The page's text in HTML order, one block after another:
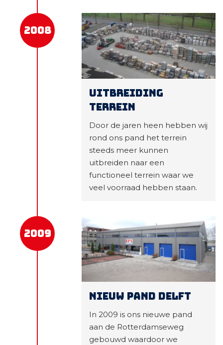
2008
Uitbreiding
terrein
Door de jaren heen hebben wij
rond ons pand het terrein
steeds meer kunnen
uitbreiden naar een
functioneel terrein waar we
veel voorraad hebben staan.
2009
Nieuw pand Delft
In 2009 is ons nieuwe pand
aan de Rotterdamseweg
gebouwd waardoor we